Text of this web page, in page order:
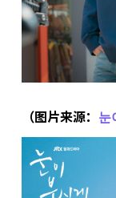
（图片来源： 눈